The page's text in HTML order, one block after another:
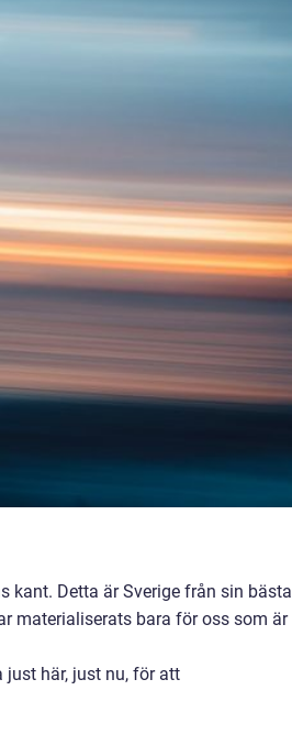
kant. Detta är Sverige från sin bästa
materialiserats bara för oss som är
här, just nu, för att